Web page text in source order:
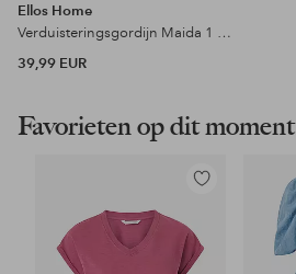
Ellos Home
Verduisteringsgordijn Maida 1 stuk
39,99 EUR
Favorieten op dit moment
Toevoegen
favorieten